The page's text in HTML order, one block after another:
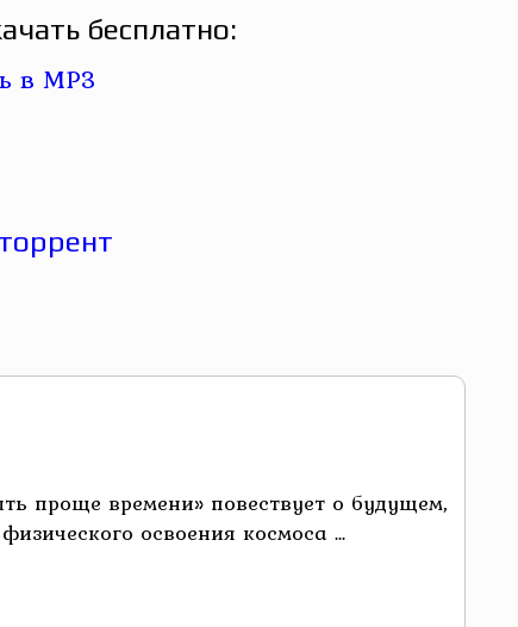
бесплатно:
проще времени» повествует о будущем,
освоения космоса ...